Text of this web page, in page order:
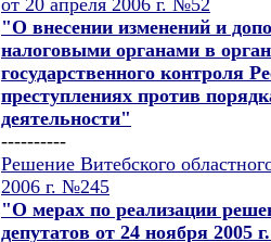
"О внесении изменений и
налоговыми органами в
государственного контроля
преступлениях против
деятельности"
----------
Решение Витебского
2006 г. №245
"О мерах по реализации
депутатов от 24 ноября 2005